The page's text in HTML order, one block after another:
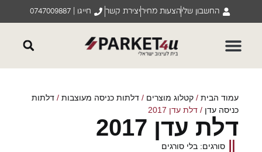
החשבון שליהצעות מחיריצירת קשר חייגו | 0747009887
עמוד הבית/קטלוג מוצרים/דלתות כניסה מעוצבות/דלתות
כניסה עדן/ דלת עדן 2017
דלת עדן 2017
סורגים: בלי סורגים